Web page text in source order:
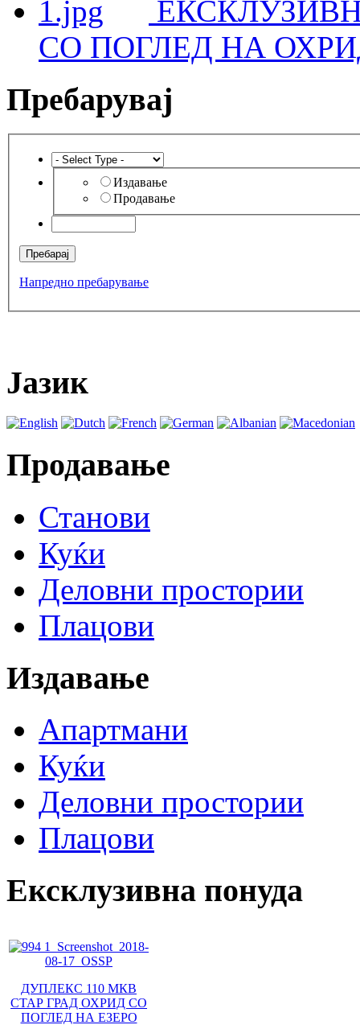
СО ПОГЛЕД НА
Пребарувај
Издавање
Продавање
Напредно пребарување
Јазик
Продавање
Станови
Куќи
Деловни простории
Плацови
Издавање
Апартмани
Куќи
Деловни простории
Плацови
Ексклузивна понуда
ДУПЛЕКС 110 МКВ
СТАР ГРАД ОХРИД СО
ПОГЛЕД НА ЕЗЕРО